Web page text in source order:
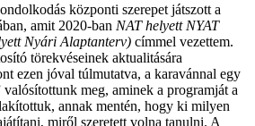
központi szerepet játszott a
amit 2020-ban NAT helyett NYAT
Nyári Alaptanterv) címmel vezettem.
törekvéseinek aktualitására
ezen jóval túlmutatva, a karavánnal egy
valósítottunk meg, aminek a programját a
annak mentén, hogy ki milyen
miről szeretett volna tanulni. A